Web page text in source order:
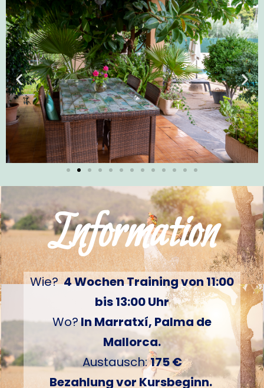
Information
Wie?4 Wochen Training von 11:00
bis 13:00 Uhr
Wo?In Marratxí, Palma de
Mallorca.
Austausch:175 €
Bezahlung vor Kursbeginn.